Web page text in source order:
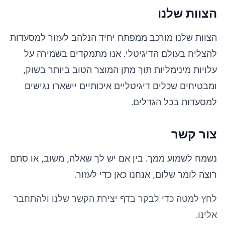
הצוות שלנו
הצוות שלנו מורכב ממפתח יחיד הנלהב לעזור למסעדות
להצליח בעולם הדיגיטלי. אנו מתמקדים בשמירה על
עלויות מינימליות תוך מתן המוצר הטוב ביותר בשוק,
ומבטיחים שכלים דיגיטליים איכותיים יישארו נגישים
למסעדות בכל הגדלים.
צור קשר
נשמח לשמוע ממך. בין אם יש לך שאלה, משוב, או סתם
רוצה לומר שלום, אנחנו כאן כדי לעזור.
לחץ למטה כדי לבקר בדף יצירת הקשר שלנו ולהתחבר
אלינו.